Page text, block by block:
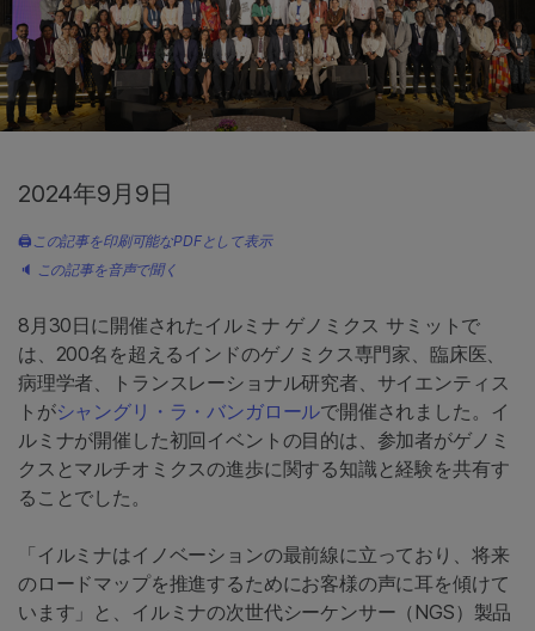
2024年9月9日
🖨 この記事を印刷可能なPDFとして表示
🔈
この記事を音声で聞く
8月30日に開催されたイルミナ ゲノミクス サミットで
は、200名を超えるインドのゲノミクス専門家、臨床医、
病理学者、トランスレーショナル研究者、サイエンティス
トがシャングリ・ラ・バンガロールで開催されました。イ
ルミナが開催した初回イベントの目的は、参加者がゲノミ
クスとマルチオミクスの進歩に関する知識と経験を共有す
ることでした。
「イルミナはイノベーションの最前線に立っており、将来
のロードマップを推進するためにお客様の声に耳を傾けて
います」と、イルミナの次世代シーケンサー（NGS）製品